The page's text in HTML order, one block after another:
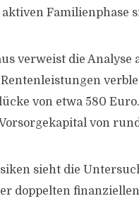
Familienphase
verweist die Analyse
von etwa 580
von
sieht die
doppelten